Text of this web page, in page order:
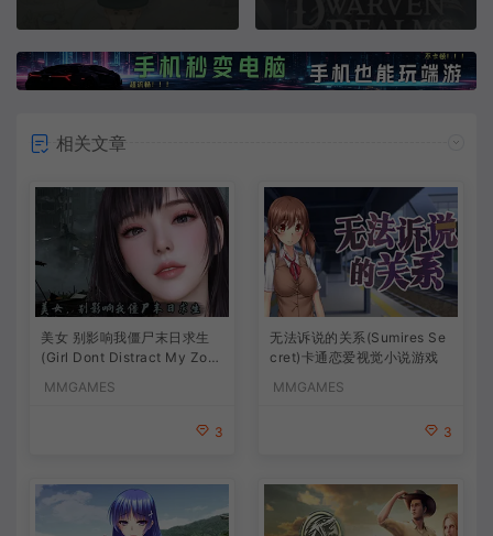
相关文章
美女 别影响我僵尸末日求生
(Girl Dont Distract My Zom
戏
MMGAMES
3
无法诉说的关系(Sumires Se
cret)卡通恋爱视觉小说游戏
MMGAMES
3